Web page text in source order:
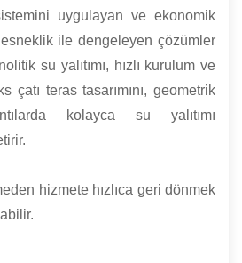
uygulayan ve ekonomik
ile dengeleyen çözümler
su yalıtımı, hızlı kurulum ve
çatı teras tasarımını, geometrik
kolayca su yalıtımı
hizmete hızlıca geri dönmek